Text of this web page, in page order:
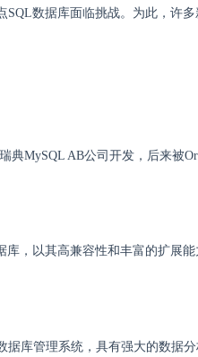
数据库面临挑战。为此，许多
典MySQL AB公司开发，后来被
库，以其高兼容性和丰富的扩展
据库管理系统，具有强大的数据